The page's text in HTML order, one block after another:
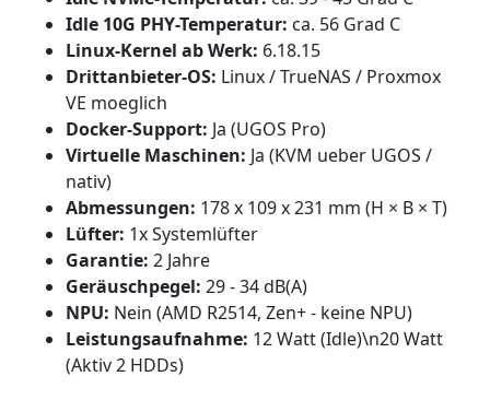
Idle 10G PHY-Temperatur: ca. 56 Grad C
Linux-Kernel ab Werk: 6.18.15
Drittanbieter-OS: Linux / TrueNAS / Proxmox
VE moeglich
Docker-Support: Ja (UGOS Pro)
Virtuelle Maschinen: Ja (KVM ueber UGOS /
nativ)
Abmessungen: 178 x 109 x 231 mm (H × B × T)
Lüfter: 1x Systemlüfter
Garantie: 2 Jahre
Geräuschpegel: 29 - 34 dB(A)
NPU: Nein (AMD R2514, Zen+ - keine NPU)
Leistungsaufnahme: 12 Watt (Idle)\n20 Watt
(Aktiv 2 HDDs)